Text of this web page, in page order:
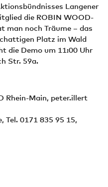
Langener
die ROBIN WOOD-
man noch Träume – das
Platz im Wald
die Demo um 11:00 Uhr
Str. 59a.
Rhein-Main, peter.illert
Tel. 0171 835 95 15,